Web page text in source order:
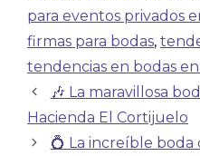
para eventos privados
firmas para bodas,
tendencias en bodas
🎶 La maravillosa
Hacienda El Cortijuelo
💍 La increíble boda